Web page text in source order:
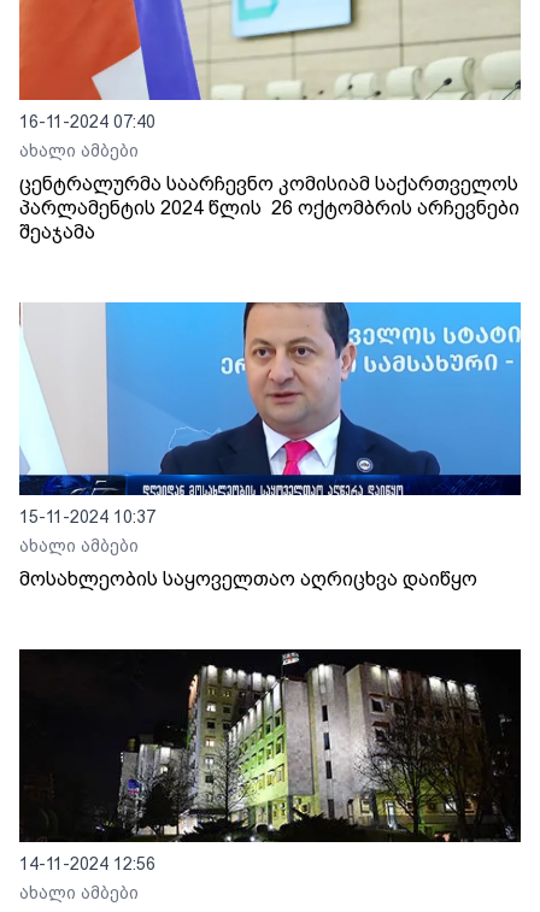
16-11-2024 07:40
ახალი ამბები
ცენტრალურმა საარჩევნო კომისიამ საქართველოს
პარლამენტის 2024 წლის 26 ოქტომბრის არჩევნები
შეაჯამა
15-11-2024 10:37
ახალი ამბები
მოსახლეობის საყოველთაო აღრიცხვა დაიწყო
14-11-2024 12:56
ახალი ამბები